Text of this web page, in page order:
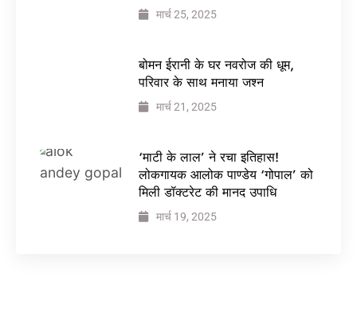
मार्च 25, 2025
बोमन ईरानी के घर नवरोज की धूम,
परिवार के साथ मनाया जश्न
मार्च 21, 2025
‘माटी के लाल’ ने रचा इतिहास!
लोकगायक आलोक पाण्डेय ‘गोपाल’ को
मिली डॉक्टरेट की मानद उपाधि
मार्च 19, 2025